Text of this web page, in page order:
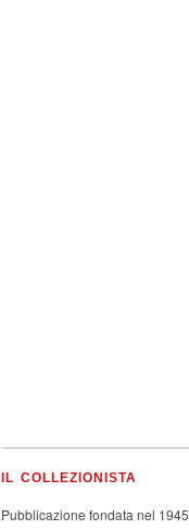
IL COLLEZIONISTA
Pubblicazione fondata nel 1945